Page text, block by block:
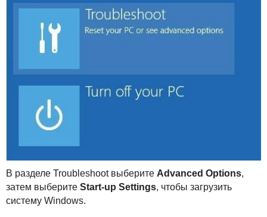
В разделе Troubleshoot выберите Advanced Options,
затем выберите Start-up Settings, чтобы загрузить
систему Windows.